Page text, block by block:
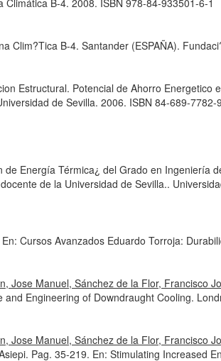
B-4. 2008. ISBN 978-84-933501-6-1
Clim?Tica B-4. Santander (ESPAÑA).
Estructural. Potencial de Ahorro Energetico
de Sevilla. 2006. ISBN 84-689-7782-9
Energía Térmica¿ del Grado en Ingeniería
de la Universidad de Sevilla..
En: Cursos Avanzados Eduardo Torroja:
Jose Manuel, Sánchez de la Flor, Francisco
and Engineering of Downdraught Cooling.
Jose Manuel, Sánchez de la Flor, Francisco
Pag. 35-219. En: Stimulating Increased